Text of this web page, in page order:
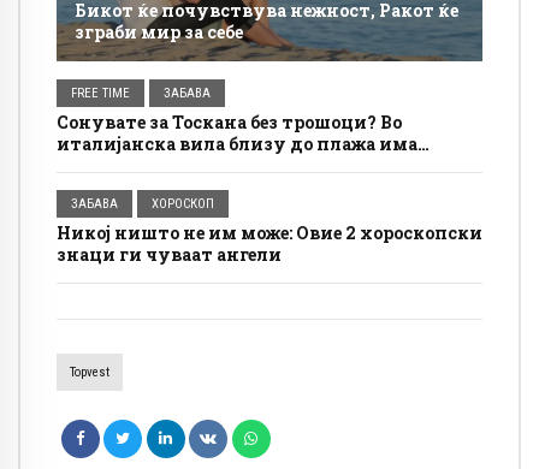
Бикот ќе почувствува нежност, Ракот ќе
зграби мир за себе
FREE TIME ЗАБАВА
Сонувате за Тоскана без трошоци? Во
италијанска вила близу до плажа има
едноставни
ЗАБАВА ХОРОСКОП
Никој ништо не им може: Овие 2 хороскопски
знаци ги чуваат ангели
Topvest